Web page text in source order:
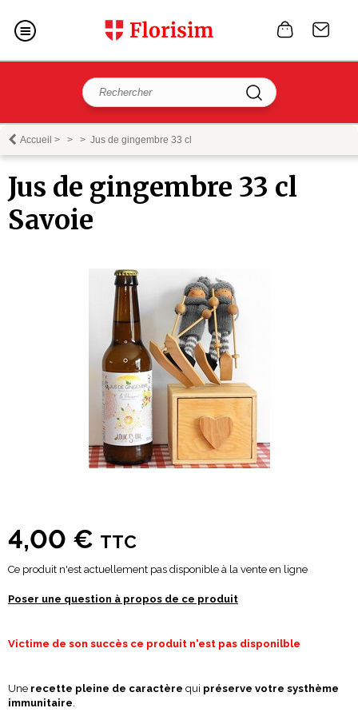
Accueil > > > Jus de gingembre 33 cl
Jus de gingembre 33 cl
Savoie
4,00 € TTC
Ce produit n'est actuellement pas disponible à la vente en ligne
Poser une question à propos de ce produit
Victime de son succès ce produit n'est pas disponilble
Une recette pleine de caractère qui préserve votre systhème
immunitaire